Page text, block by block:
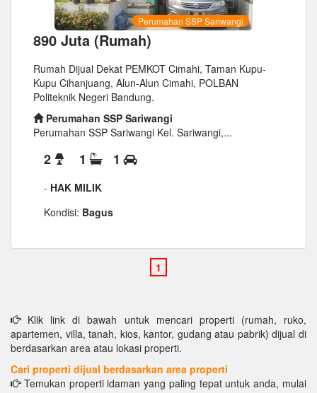
Perumahan SSP Sariwangi
890 Juta (Rumah)
Rumah Dijual Dekat PEMKOT Cimahi, Taman Kupu-
Kupu Cihanjuang, Alun-Alun Cimahi, POLBAN
Politeknik Negeri Bandung.
Perumahan SSP Sariwangi
Perumahan SSP Sariwangi Kel. Sariwangi,...
2 1 1
- HAK MILIK
Kondisi: Bagus
Klik link di bawah untuk mencari properti (rumah, ruko,
apartemen, villa, tanah, kios, kantor, gudang atau pabrik) dijual di
berdasarkan area atau lokasi properti.
Cari properti dijual berdasarkan area properti
Temukan properti idaman yang paling tepat untuk anda, mulai